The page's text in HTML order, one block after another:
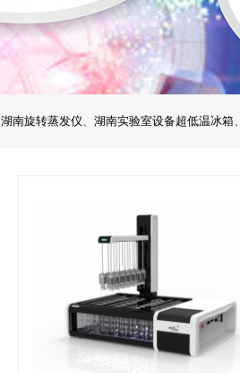
湖南旋转蒸发仪、 湖南实验室设备超低温冰箱、